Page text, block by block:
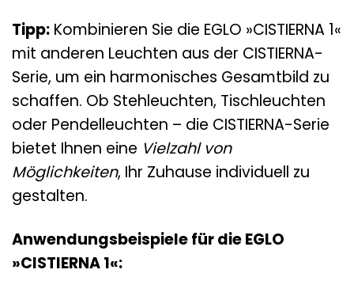
Tipp: Kombinieren Sie die EGLO »CISTIERNA 1«
mit anderen Leuchten aus der CISTIERNA-
Serie, um ein harmonisches Gesamtbild zu
schaffen. Ob Stehleuchten, Tischleuchten
oder Pendelleuchten – die CISTIERNA-Serie
bietet Ihnen eine Vielzahl von
Möglichkeiten, Ihr Zuhause individuell zu
gestalten.
Anwendungsbeispiele für die EGLO
»CISTIERNA 1«: